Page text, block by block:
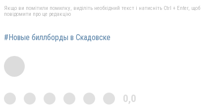
Якщо ви помітили помилку, виділіть необхідний текст і натисніть Ctrl + Enter, щоб
повідомити про це редакцію
#Новые биллборды в Скадовске
0,0